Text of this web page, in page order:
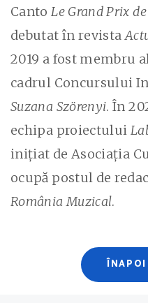
CantoLe Grand Prix de
debutat în revista
2019 a fost membru
cadrul Concursului
Suzana Szörenyi. În
echipa proiectului
inițiat de Asociația
ocupă postul de
România Muzical.
ÎNAPOI